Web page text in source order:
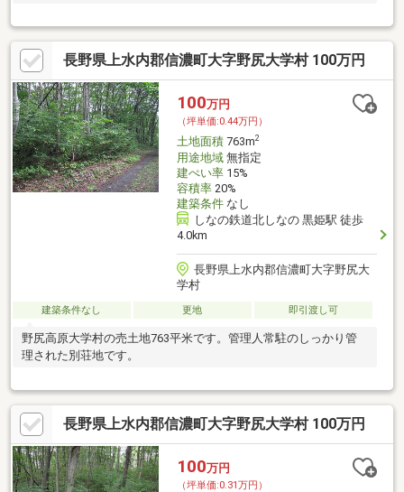
長野県上水内郡信濃町大字野尻大学村 100万円
100万円
（坪単価:0.44万円）
土地面積763m2
用途地域無指定
建ぺい率15%
容積率20%
建築条件なし
しなの鉄道北しなの 黒姫駅 徒歩
4.0km
長野県上水内郡信濃町大字野尻大
学村
建築条件なし 更地 即引渡し可
野尻高原大学村の売土地763平米です。管理人常駐のしっかり管
理された別荘地です。
長野県上水内郡信濃町大字野尻大学村 100万円
100万円
（坪単価:0.31万円）